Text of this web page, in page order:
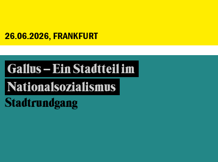
26.06.2026, FRANKFURT
Gallus – Ein Stadtteil im
Nationalsozialismus
Stadtrundgang